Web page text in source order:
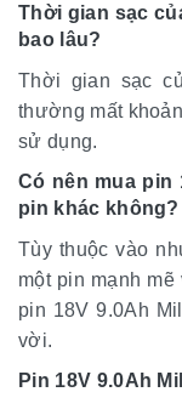
Thời gian sạc
bao lâu?
Thời gian sạc
thường mất
sử dụng.
Có nên mua pin
pin khác không?
Tùy thuộc vào
một pin mạnh
pin 18V 9.0Ah
vời.
Pin 18V 9.0Ah